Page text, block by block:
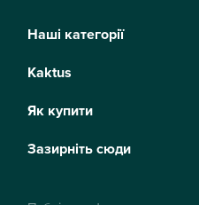
Наші категорії
Kaktus
Як купити
Зазирніть сюди